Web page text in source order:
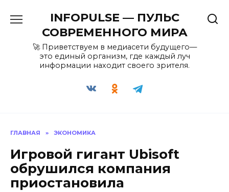
содержанию
INFOPULSE — ПУЛЬС
СОВРЕМЕННОГО МИРА
🚀 Приветствуем в медиасети будущего—
это единый организм, где каждый луч
информации находит своего зрителя.
ГЛАВНАЯ » ЭКОНОМИКА
Игровой гигант Ubisoft
обрушился компания
приостановила